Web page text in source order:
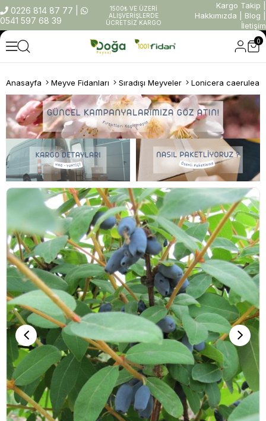
0226 814 87 77
0541 597 68 39
1500₺ VE ÜZERİ
ALIŞVERİŞLERDE
ÜCRETSİZ KARGO
Kargo Takip
Hakkımızda
Blog
İletişim
0
Anasayfa Meyve Fidanları Sıradışı Meyveler